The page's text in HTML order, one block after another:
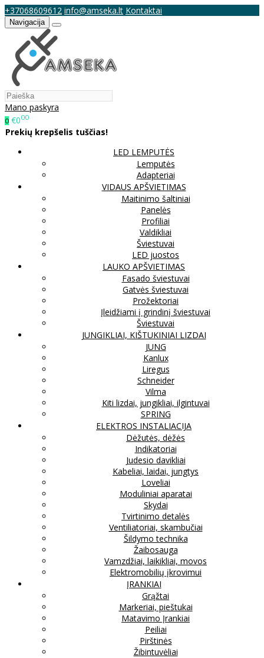
+37068609612 info@amseka.lt Kontaktai
Navigacija
Mano paskyra
0 €000
Prekių krepšelis tuščias!
LED LEMPUTĖS
Lemputės
Adapteriai
VIDAUS APŠVIETIMAS
Maitinimo šaltiniai
Panelės
Profiliai
Valdikliai
Šviestuvai
LED juostos
LAUKO APŠVIETIMAS
Fasado šviestuvai
Gatvės šviestuvai
Prožektoriai
Įleidžiami į grindinį šviestuvai
Šviestuvai
JUNGIKLIAI, KIŠTUKINIAI LIZDAI
JUNG
Kanlux
Liregus
Schneider
Vilma
Kiti lizdai, jungikliai, ilgintuvai
SPRING
ELEKTROS INSTALIACIJA
Dėžutės, dėžės
Indikatoriai
Judesio davikliai
Kabeliai, laidai, jungtys
Loveliai
Moduliniai aparatai
Skydai
Tvirtinimo detalės
Ventiliatoriai, skambučiai
Šildymo technika
Žaibosauga
Vamzdžiai, laikikliai, movos
Elektromobilių įkrovimui
ĮRANKIAI
Grąžtai
Markeriai, pieštukai
Matavimo Įrankiai
Peiliai
Pirštinės
Žibintuvėliai